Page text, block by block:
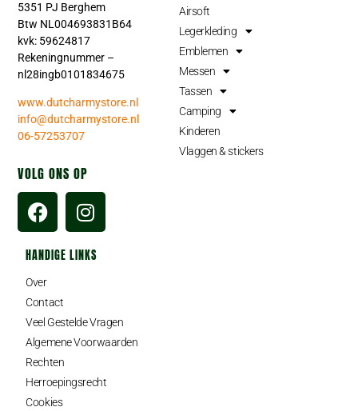
5351 PJ Berghem
Btw NL004693831B64
kvk: 59624817
Rekeningnummer –
nl28ingb0101834675
www.dutcharmystore.nl
info@dutcharmystore.nl
06-57253707
VOLG ONS OP
Airsoft
Legerkleding
Emblemen
Messen
Tassen
Camping
Kinderen
Vlaggen & stickers
HANDIGE LINKS
Over
Contact
Veel Gestelde Vragen
Algemene Voorwaarden
Rechten
Herroepingsrecht
Cookies